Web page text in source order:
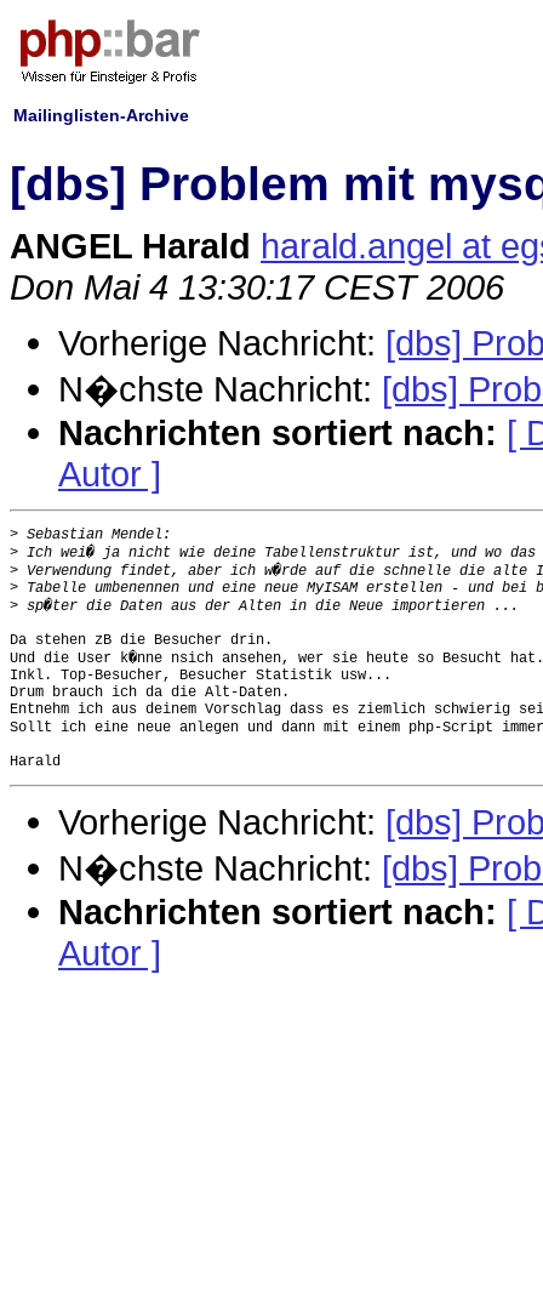
Mailinglisten-Archive
[dbs] Problem mit
ANGEL Harald harald.angel at
Don Mai 4 13:30:17 CEST 2006
Vorherige Nachricht: [dbs]
N�chste Nachricht: [dbs]
Nachrichten sortiert nach: [
Autor ]
>
>
>
>
>
Da stehen zB die Besucher drin.
Und die User k�nne nsich ansehen, wer sie heute so Besucht hat.
Inkl. Top-Besucher, Besucher Statistik usw...
Drum brauch ich da die Alt-Daten.
Entnehm ich aus deinem Vorschlag dass es ziemlich schwierig
Sollt ich eine neue anlegen und dann mit einem php-Script
Vorherige Nachricht: [dbs]
N�chste Nachricht: [dbs]
Nachrichten sortiert nach: [
Autor ]